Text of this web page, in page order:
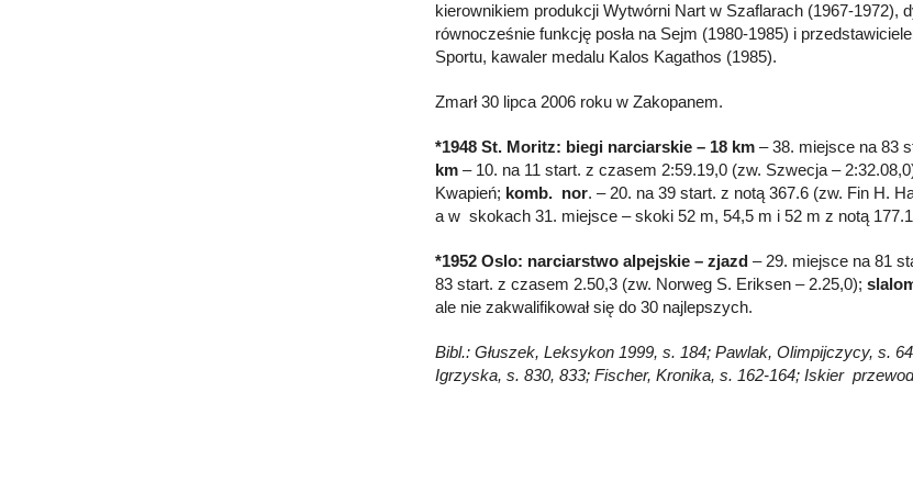
kierownikiem produkcji Wytwórni Nart w Szaflarach (1967-1972),
równocześnie funkcję posła na Sejm (1980-1985) i
Sportu, kawaler medalu Kalos Kagathos (1985).
Zmarł 30 lipca 2006 roku w Zakopanem.
*1948 St. Moritz: biegi narciarskie – 18 km – 38. miejsce na 83
km – 10. na 11 start. z czasem 2:59.19,0 (zw. Szwecja –
Kwapień; komb. nor. – 20. na 39 start. z notą 367.6 (zw. Fin H.
a w skokach 31. miejsce – skoki 52 m, 54,5 m i 52 m z notą
*1952 Oslo: narciarstwo alpejskie – zjazd – 29. miejsce na 81
83 start. z czasem 2.50,3 (zw. Norweg S. Eriksen – 2.25,0);
ale nie zakwalifikował się do 30 najlepszych.
Bibl.: Głuszek, Leksykon 1999, s. 184; Pawlak, Olimpijczycy, s.
Igrzyska, s. 830, 833; Fischer, Kronika, s. 162-164; Iskier